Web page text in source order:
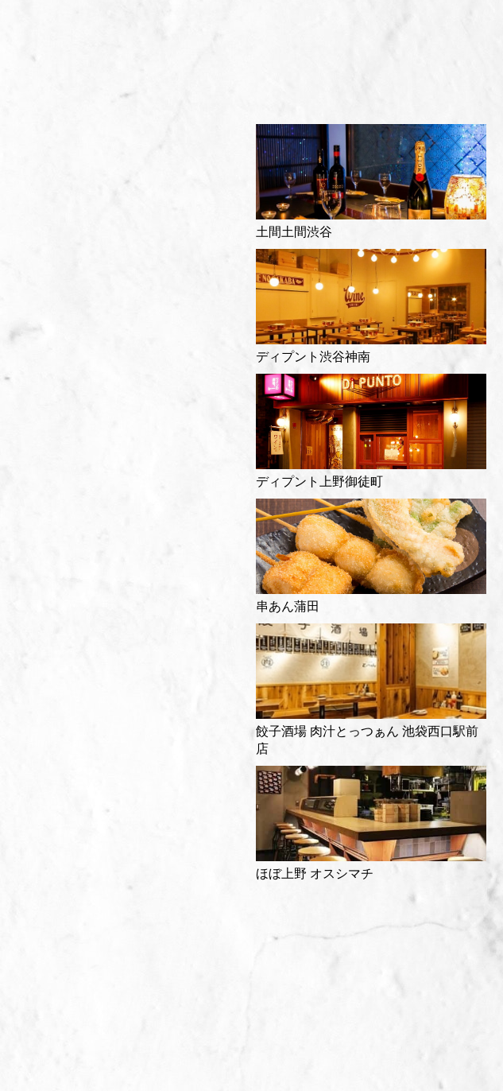
土間土間渋谷
ディプント渋谷神南
ディプント上野御徒町
串あん蒲田
餃子酒場 肉汁とっつぁん 池袋西口駅前
店
ほぼ上野 オスシマチ